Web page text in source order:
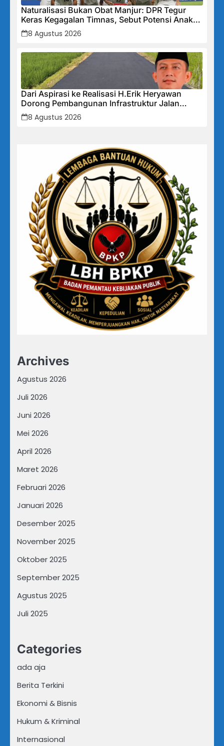
Naturalisasi Bukan Obat Manjur: DPR Tegur
Keras Kegagalan Timnas, Sebut Potensi Anak
Bangsa Terabaikan Demi “Jalan Pintas”
8 Agustus 2026
Dari Aspirasi ke Realisasi H.Erik Heryawan
Dorong Pembangunan Infrastruktur Jalan
Cikalong Bunder
8 Agustus 2026
Archives
Agustus 2026
Juli 2026
Juni 2026
Mei 2026
April 2026
Maret 2026
Februari 2026
Januari 2026
Desember 2025
November 2025
Oktober 2025
September 2025
Agustus 2025
Juli 2025
Categories
ada aja
Berita Terkini
Ekonomi & Bisnis
Hukum & Kriminal
Internasional